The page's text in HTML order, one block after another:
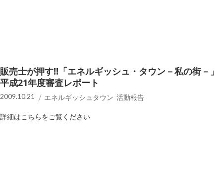
販売士が押す!!「エネルギッシュ・タウン－私の街－」
平成21年度審査レポート
2009.10.21 エネルギッシュタウン 活動報告
詳細はこちらをご覧ください